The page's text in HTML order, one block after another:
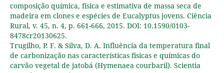
composição química, física e estimativa de massa seca de
madeira em clones e espécies de Eucalyptus jovens. Ciência
Rural, v. 45, n. 4, p. 661-666, 2015. DOI: 10.1590/0103-
8478cr20130625.
Trugilho, P. F. & Silva, D. A. Influência da temperatura final
de carbonização nas características físicas e químicas do
carvão vegetal de jatobá (Hymenaea courbaril). Scientia